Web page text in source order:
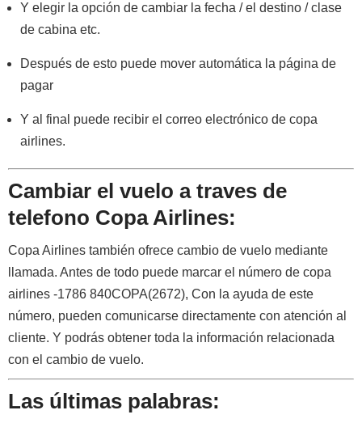
Y elegir la opción de cambiar la fecha / el destino / clase
de cabina etc.
Después de esto puede mover automática la página de
pagar
Y al final puede recibir el correo electrónico de copa
airlines.
Cambiar el vuelo a traves de
telefono Copa Airlines:
Copa Airlines también ofrece cambio de vuelo mediante
llamada. Antes de todo puede marcar el número de copa
airlines -1786 840COPA(2672), Con la ayuda de este
número, pueden comunicarse directamente con atención al
cliente. Y podrás obtener toda la información relacionada
con el cambio de vuelo.
Las últimas palabras: